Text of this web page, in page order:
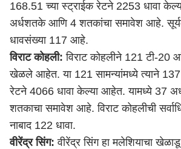
168.51 च्या स्ट्राईक रेटने 2253 धावा
अर्धशतके आणि 4 शतकांचा समावेश आहे.
धावसंख्या 117 आहे.
विराट कोहली: विराट कोहलीने 121 टी-20
खेळले आहेत. या 121 सामन्यांमध्ये त्याने
रेटने 4066 धावा केल्या आहेत. यामध्ये 37
शतकाचा समावेश आहे. विराट कोहलीची
नाबाद 122 धावा.
वीरेंद्र सिंग: वीरेंद्र सिंग हा मलेशियाचा